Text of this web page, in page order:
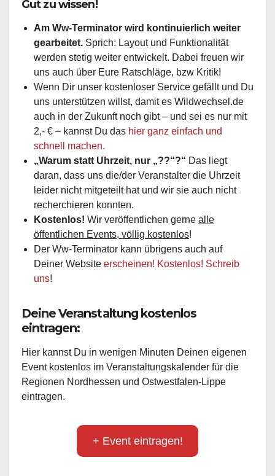
Gut zu wissen!
Am Ww-Terminator wird kontinuierlich weiter
gearbeitet. Sprich: Layout und Funktionalität
werden stetig weiter entwickelt. Dabei freuen wir
uns auch über Eure Ratschläge, bzw Kritik!
Wenn Dir unser kostenloser Service gefällt und Du
uns unterstützen willst, damit es Wildwechsel.de
auch in der Zukunft noch gibt – und sei es nur mit
2,- € – kannst Du das hier ganz einfach und
schnell machen.
„Warum statt Uhrzeit, nur „??“?“ Das liegt
daran, dass uns die/der Veranstalter die Uhrzeit
leider nicht mitgeteilt hat und wir sie auch nicht
recherchieren konnten.
Kostenlos! Wir veröffentlichen gerne alle
öffentlichen Events, völlig kostenlos!
Der Ww-Terminator kann übrigens auch auf
Deiner Website erscheinen! Kostenlos! Schreib
uns!
Deine Veranstaltung kostenlos
eintragen:
Hier kannst Du in wenigen Minuten Deinen eigenen
Event kostenlos im Veranstaltungskalender für die
Regionen Nordhessen und Ostwestfalen-Lippe
eintragen.
+ Event eintragen!